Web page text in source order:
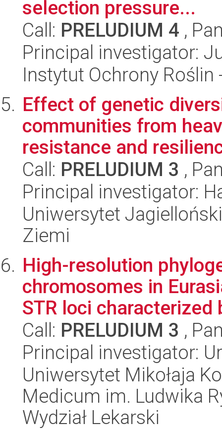
selection pressure...
Call: PRELUDIUM 4 ,
Principal investigator:
Instytut Ochrony
Effect of genetic
communities from
resistance and
Call: PRELUDIUM 3 ,
Principal investigator:
Uniwersytet
Ziemi
High-resolution
chromosomes in
STR loci characterized
Call: PRELUDIUM 3 ,
Principal investigator:
Uniwersytet Mikołaja
Medicum im. Ludwika
Wydział Lekarski